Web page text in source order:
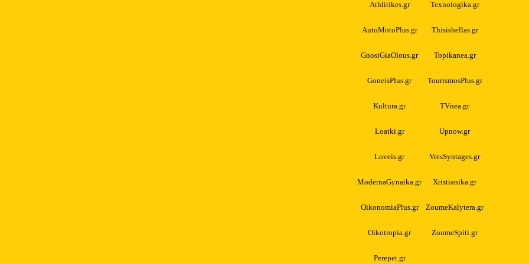
Athlitikes.gr Texnologika.gr
AutoMotoPlus.gr Thisishellas.gr
GnosiGiaOlous.gr Topikanea.gr
GoneisPlus.gr TourismosPlus.gr
Kultura.gr TVnea.gr
Loatki.gr Upnow.gr
Loveis.gr VresSyntages.gr
ModernaGynaika.gr Xristianika.gr
OikonomiaPlus.gr ZoumeKalytera.gr
Oikotropia.gr ZoumeSpiti.gr
Perepet.gr